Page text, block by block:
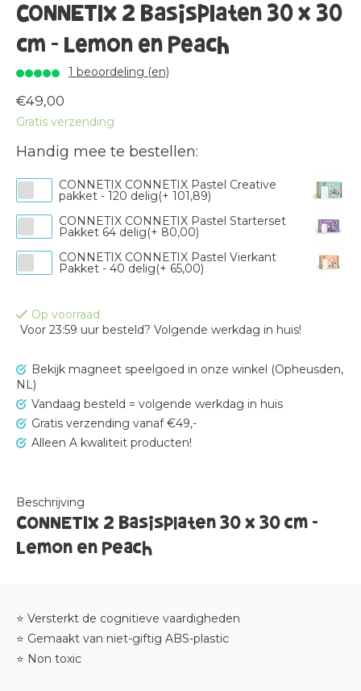
CONNETIX 2 Basisplaten 30 x 30
cm - Lemon en Peach
1 beoordeling (en)
€49,00
Gratis verzending
Handig mee te bestellen:
CONNETIX CONNETIX Pastel Creative
pakket - 120 delig(+ 101,89)
CONNETIX CONNETIX Pastel Starterset
Pakket 64 delig(+ 80,00)
CONNETIX CONNETIX Pastel Vierkant
Pakket - 40 delig(+ 65,00)
Op voorraad
Voor 23:59 uur besteld? Volgende werkdag in huis!
Bekijk magneet speelgoed in onze winkel (Opheusden,
NL)
Vandaag besteld = volgende werkdag in huis
Gratis verzending vanaf €49,-
Alleen A kwaliteit producten!
Beschrijving
CONNETIX 2 Basisplaten 30 x 30 cm -
Lemon en Peach
⭐ Versterkt de cognitieve vaardigheden
⭐ Gemaakt van niet-giftig ABS-plastic
⭐ Non toxic